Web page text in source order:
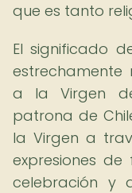
que es tanto
El significado
estrechamente
a la Virgen
patrona de
la Virgen a
expresiones
celebración y